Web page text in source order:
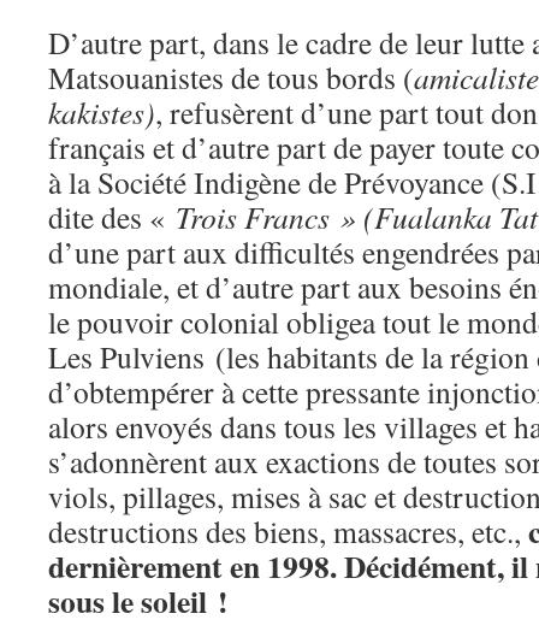
D’autre part, dans le cadre de leur
Matsouanistes de tous bords (
kakistes), refusèrent d’une part tout
français et d’autre part de payer toute
à la Société Indigène de Prévoyance
dite des « Trois Francs » (Fualanka
d’une part aux difficultés engendrées
mondiale, et d’autre part aux besoins
le pouvoir colonial obligea tout le
Les Pulviens (les habitants de la
d’obtempérer à cette pressante
alors envoyés dans tous les villages et
s’adonnèrent aux exactions de toutes
viols, pillages, mises à sac et
destructions des biens, massacres, etc.,
dernièrement en 1998. Décidément, il
sous le soleil !